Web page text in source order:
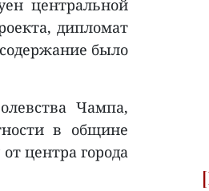
центральной
дипломат
было
Чампа,
в общине
центра города